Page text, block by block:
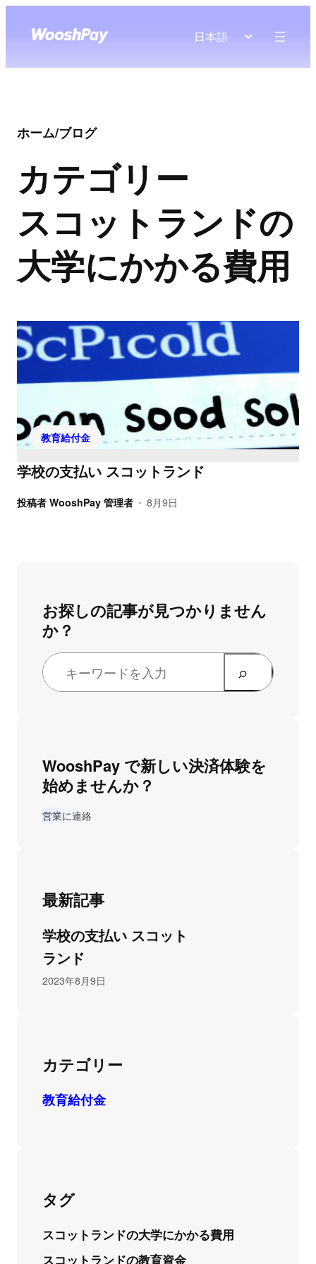
日本語
ホーム/ブログ
カテゴリー
スコットランドの
大学にかかる費用
教育給付金
学校の支払い スコットランド
投稿者 WooshPay 管理者 • 8月9日
お探しの記事が見つかりません
か？
WooshPay で新しい決済体験を
始めませんか？
営業に連絡
最新記事
学校の支払い スコット
ランド
2023年8月9日
カテゴリー
教育給付金
タグ
スコットランドの大学にかかる費用
スコットランドの教育資金